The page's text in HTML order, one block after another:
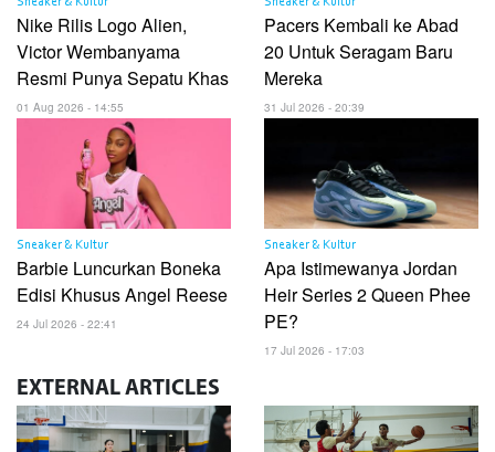
Nike Rilis Logo Alien,
Victor Wembanyama
Resmi Punya Sepatu Khas
01 Aug 2026 - 14:55
Pacers Kembali ke Abad
20 Untuk Seragam Baru
Mereka
31 Jul 2026 - 20:39
Sneaker & Kultur
Barbie Luncurkan Boneka
Edisi Khusus Angel Reese
24 Jul 2026 - 22:41
Sneaker & Kultur
Apa Istimewanya Jordan
Heir Series 2 Queen Phee
PE?
17 Jul 2026 - 17:03
EXTERNAL ARTICLES